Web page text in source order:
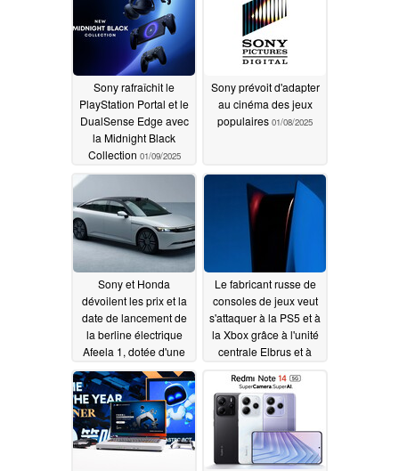
Sony rafraîchit le
PlayStation Portal et le
DualSense Edge avec
la Midnight Black
Collection 01/09/2025
Sony prévoit d'adapter
au cinéma des jeux
populaires 01/08/2025
Sony et Honda
dévoilent les prix et la
date de lancement de
la berline électrique
Afeela 1, dotée d'une
autonomie de 300
miles01/08/2025
Le fabricant russe de
consoles de jeux veut
s'attaquer à la PS5 et à
la Xbox grâce à l'unité
centrale Elbrus et à
conventionnelle
12/30/2024